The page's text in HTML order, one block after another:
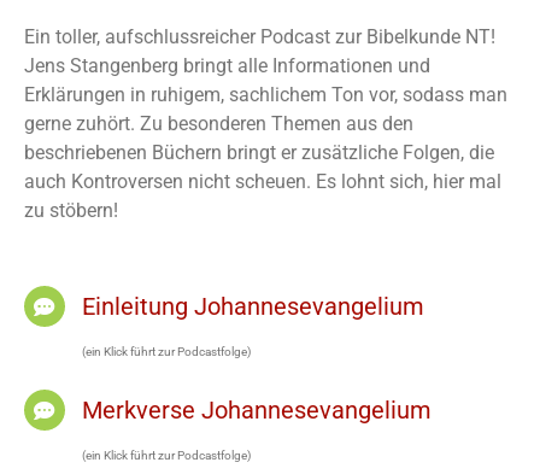
Ein toller, aufschlussreicher Podcast zur Bibelkunde NT!
Jens Stangenberg bringt alle Informationen und
Erklärungen in ruhigem, sachlichem Ton vor, sodass man
gerne zuhört. Zu besonderen Themen aus den
beschriebenen Büchern bringt er zusätzliche Folgen, die
auch Kontroversen nicht scheuen. Es lohnt sich, hier mal
zu stöbern!
Einleitung Johannesevangelium
(ein Klick führt zur Podcastfolge)
Merkverse Johannesevangelium
(ein Klick führt zur Podcastfolge)